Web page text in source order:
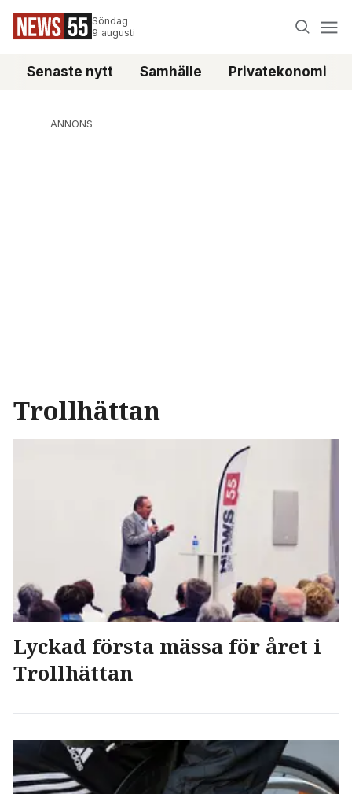
Söndag
9 augusti
Senaste nytt Samhälle Privatekonomi
ANNONS
Trollhättan
Lyckad första mässa för året i
Trollhättan